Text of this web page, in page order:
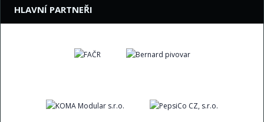
HLAVNÍ PARTNEŘI